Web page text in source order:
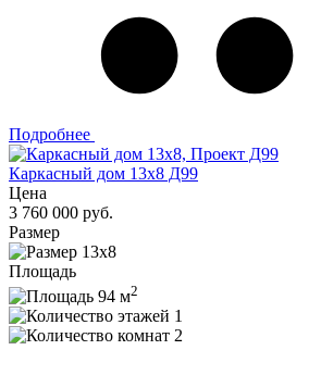
Подробнее
Каркасный дом 13х8 Д99
Цена
3 760 000 руб.
Размер
13х8
Площадь
94 м2
1
2